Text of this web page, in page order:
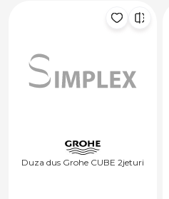
Duza dus Grohe CUBE 2jeturi